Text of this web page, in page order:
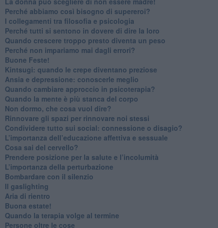
​Perché abbiamo così bisogno di supereroi?
​I collegamenti tra filosofia e psicologia
​Perché tutti si sentono in dovere di dire la loro
​Quando crescere troppo presto diventa un peso
​Perché non impariamo mai dagli errori?
​Buone Feste!
​Kintsugi: quando le crepe diventano preziose
Ansia e depressione: conoscerle meglio
Quando cambiare approccio in psicoterapia?
​Quando la mente è più stanca del corpo
Non dormo, che cosa vuol dire?
​Rinnovare gli spazi per rinnovare noi stessi
​Condividere tutto sui social: connessione o disagio?
​L’importanza dell’educazione affettiva e sessuale
​Cosa sai del cervello?
Prendere posizione per la salute e l’incolumità
L’importanza della perturbazione
​Bombardare con il silenzio
Il gaslighting
Aria di rientro
Buona estate!
​Quando la terapia volge al termine
​Persone oltre le cose